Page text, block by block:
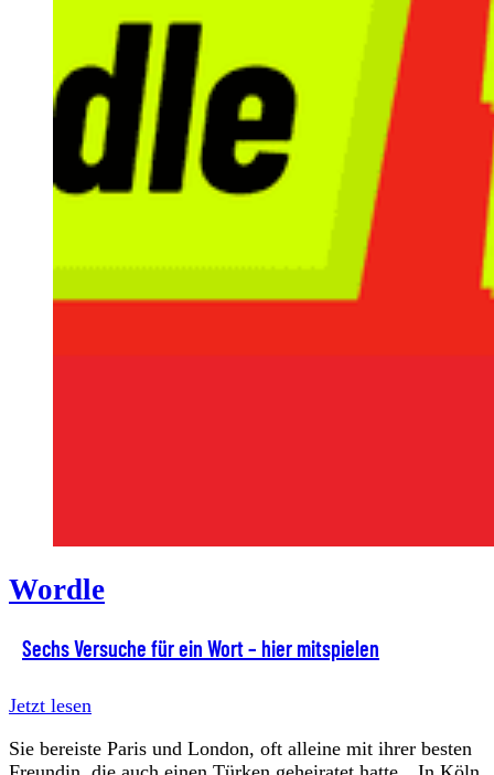
Wordle
Sechs Versuche für ein Wort – hier mitspielen
Jetzt lesen
Sie bereiste Paris und London, oft alleine mit ihrer besten